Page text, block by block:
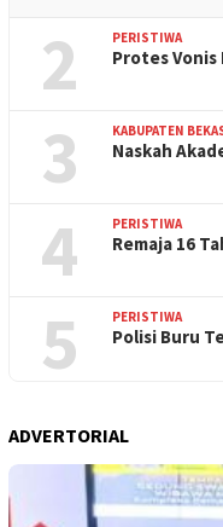
2 PERISTIWA
Protes
3 KABUPATEN
Naskah
4 PERISTIWA
Remaja 16
5 PERISTIWA
Polisi Buru
ADVERTORIAL